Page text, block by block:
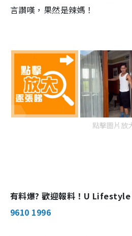
言讚嘆，果然是辣媽！
點擊圖片放
有料爆? 歡迎報料！U
9610 1996